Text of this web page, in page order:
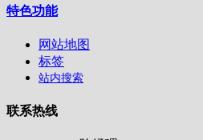
特色功能
网站地图
标签
站内搜索
联系热线